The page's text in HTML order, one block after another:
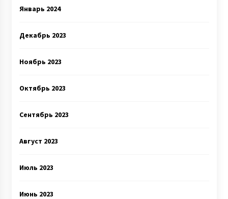
Январь 2024
Декабрь 2023
Ноябрь 2023
Октябрь 2023
Сентябрь 2023
Август 2023
Июль 2023
Июнь 2023